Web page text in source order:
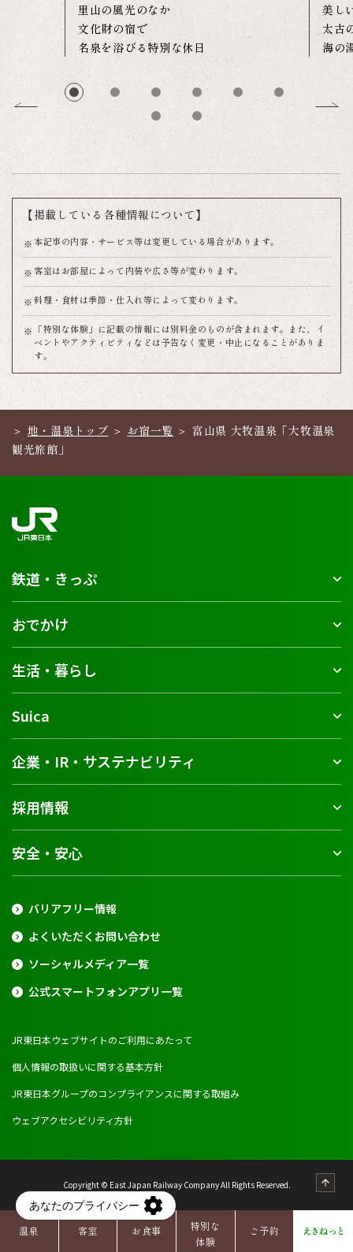
里山の風光のなか
文化財の宿で
名泉を浴びる特別な休日
美し
太古
海の
【掲載している各種情報について】
本記事の内容・サービス等は変更している場合があります。
客室はお部屋によって内装や広さ等が変わります。
料理・食材は季節・仕入れ等によって変わります。
「特別な体験」に記載の情報には別料金のものが含まれます。また、イ
ベントやアクティビティなどは予告なく変更・中止になることがありま
す。
温泉 客室 お食事
特別な
体験
ご予約 えきねっと
地・温泉トップ お宿一覧
富山県 大牧温泉「大牧温泉
観光旅館」
鉄道・きっぷ
おでかけ
生活・暮らし
Suica
企業・IR・サステナビリティ
採用情報
安全・安心
バリアフリー情報
よくいただくお問い合わせ
ソーシャルメディア一覧
公式スマートフォンアプリ一覧
JR東日本ウェブサイトのご利用にあたって
個人情報の取扱いに関する基本方針
JR東日本グループのコンプライアンスに関する取組み
ウェブアクセシビリティ方針
Copyright © East Japan Railway Company All Rights Reserved.